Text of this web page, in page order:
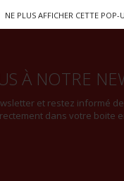
NE PLUS AFFICHER CETTE POP-
À NOTRE
et restez informé
dans votre boite